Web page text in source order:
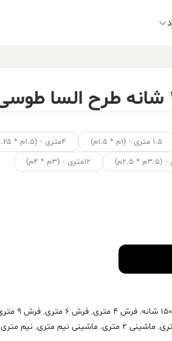
۱.۵ متری - (۱م * ۱.۵م)
۴متری - (۱.۵م * ۲.۲۵م)
۱۲متری - (۳م * ۴م)
, فرش 4 متری , فرش 6 متری , فرش 9 متری
, ماشینی 2 متری , ماشینی نیم متری, نیم متری